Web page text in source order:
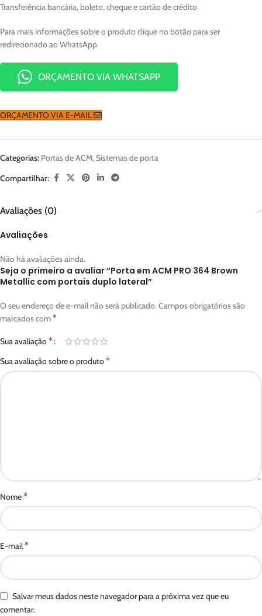
Transferência bancária, boleto, cheque e cartão de crédito
Para mais informações sobre o produto clique no botão para ser
redirecionado ao WhatsApp.
ORÇAMENTO VIA WHATSAPP
ORÇAMENTO VIA E-MAIL
Categorias: Portas de ACM,Sistemas de porta
Compartilhar:
Avaliações (0)
Avaliações
Não há avaliações ainda.
Seja o primeiro a avaliar “Porta em ACM PRO 364 Brown
Metallic com portais duplo lateral”
O seu endereço de e-mail não será publicado.Campos obrigatórios são
marcados com*
Sua avaliação*
Sua avaliação sobre o produto*
Nome*
E-mail*
Salvar meus dados neste navegador para a próxima vez que eu
comentar.